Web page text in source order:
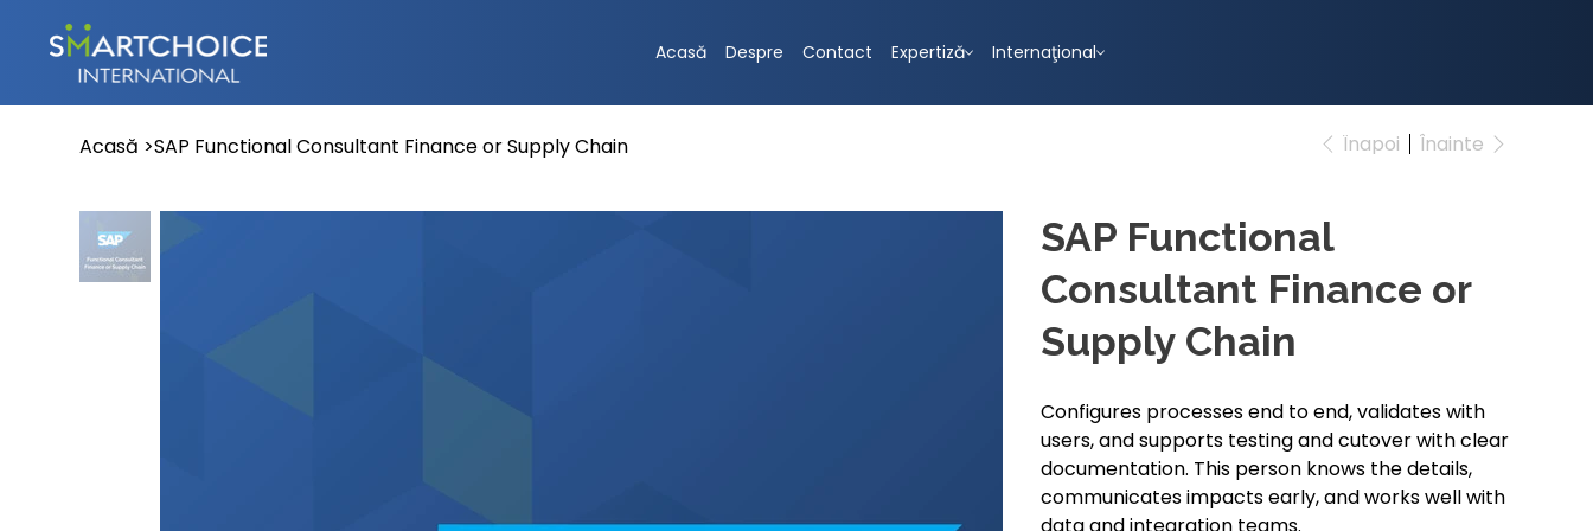
Acasă Despre Contact Expertiză Internaţional
Acasă >SAP Functional Consultant Finance or Supply Chain Înapoi Înainte
SAP Functional
Consultant Finance or
Supply Chain
Configures processes end to end, validates with
users, and supports testing and cutover with clear
documentation. This person knows the details,
communicates impacts early, and works well with